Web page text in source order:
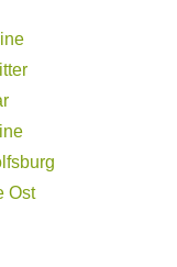
Ost